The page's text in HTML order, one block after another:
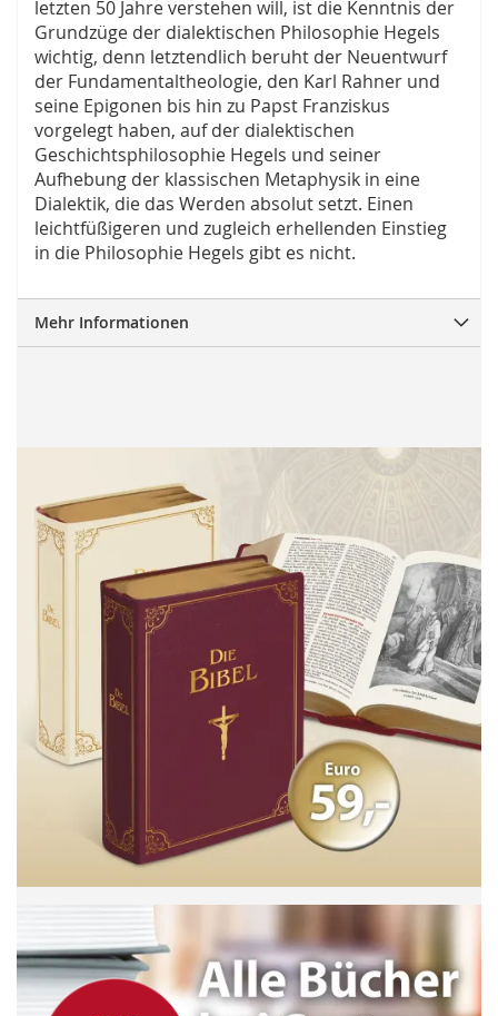
letzten 50 Jahre verstehen will, ist die Kenntnis der
Grundzüge der dialektischen Philosophie Hegels
wichtig, denn letztendlich beruht der Neuentwurf
der Fundamentaltheologie, den Karl Rahner und
seine Epigonen bis hin zu Papst Franziskus
vorgelegt haben, auf der dialektischen
Geschichtsphilosophie Hegels und seiner
Aufhebung der klassischen Metaphysik in eine
Dialektik, die das Werden absolut setzt. Einen
leichtfüßigeren und zugleich erhellenden Einstieg
in die Philosophie Hegels gibt es nicht.
Mehr Informationen